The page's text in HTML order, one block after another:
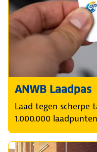
ANWB Laadpas
Laad tegen scherpe
1.000.000